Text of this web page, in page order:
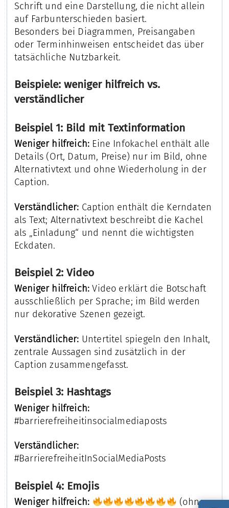
Schrift und eine Darstellung, die nicht allein
auf Farbunterschieden basiert.
Besonders bei Diagrammen, Preisangaben
oder Terminhinweisen entscheidet das über
tatsächliche Nutzbarkeit.
Beispiele: weniger hilfreich vs.
verständlicher
Beispiel 1: Bild mit Textinformation
Weniger hilfreich: Eine Infokachel enthält alle
Details (Ort, Datum, Preise) nur im Bild, ohne
Alternativtext und ohne Wiederholung in der
Caption.
Verständlicher: Caption enthält die Kerndaten
als Text; Alternativtext beschreibt die Kachel
als „Einladung“ und nennt die wichtigsten
Eckdaten.
Beispiel 2: Video
Weniger hilfreich: Video erklärt die Botschaft
ausschließlich per Sprache; im Bild werden
nur dekorative Szenen gezeigt.
Verständlicher: Untertitel spiegeln den Inhalt,
zentrale Aussagen sind zusätzlich in der
Caption zusammengefasst.
Beispiel 3: Hashtags
Weniger hilfreich:
#barrierefreiheitinsocialmediaposts
Verständlicher:
#BarrierefreiheitInSocialMediaPosts
Beispiel 4: Emojis
Weniger hilfreich:
(ohne